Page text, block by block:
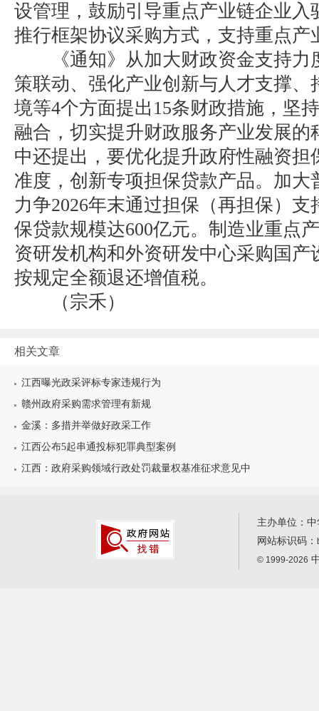
设管理，鼓励引导重点产业链企业入
推行框架协议采购方式，支持重点产
《通知》从加大财政资金支持力
策联动、强化产业创新与人才支撑、
境等4个方面提出15条财政措施，坚
融合，切实提升财政服务产业发展的
中还提出，要优化提升政府性融资担
准度，创新专项担保贷款产品。加大
力争2026年末通过担保（再担保）
保贷款规模达600亿元。制造业重点
资研发机构和外资研发中心采购国产
按规定全额退还增值税。
（宗禾）
相关文章
江西曝光政采评标专家违规行为
赣州政府采购需求管理有新规
金溪：多措并举做好政采工作
江西公布5起串通投标犯罪典型案例
江西：政府采购领域行政处罚裁量权基准征求意见中
主办单位：
网站标识码：
© 1999-2026